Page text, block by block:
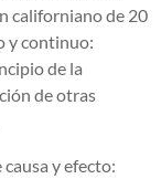
californiano de 20
y continuo:
de la
de otras
causa y efecto: